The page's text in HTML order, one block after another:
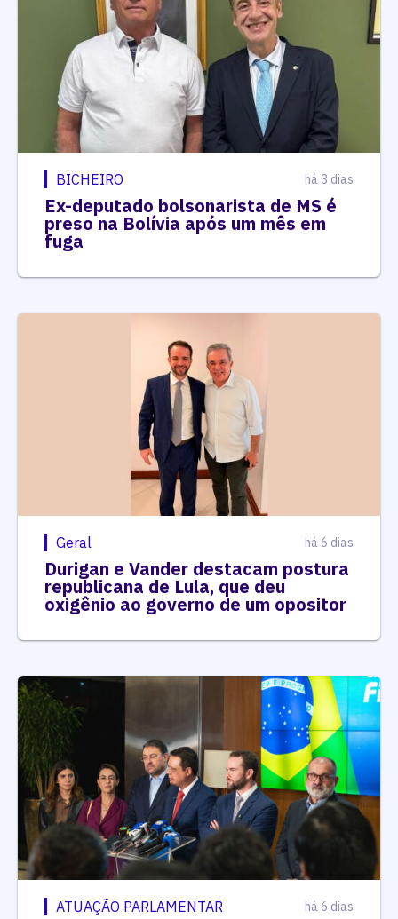
BICHEIRO há 3 dias
Ex-deputado bolsonarista de MS é
preso na Bolívia após um mês em
fuga
Geral há 6 dias
Durigan e Vander destacam postura
republicana de Lula, que deu
oxigênio ao governo de um opositor
ATUAÇÃO PARLAMENTAR há 6 dias